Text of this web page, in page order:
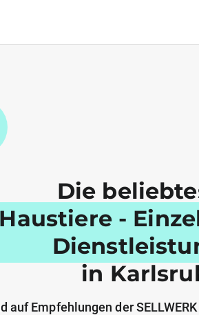
Die
Haustiere -
in
auf Empfehlungen der